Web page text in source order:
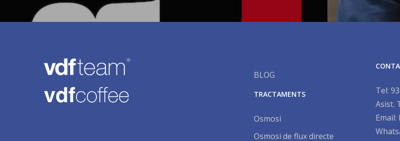
BLOG
TRACTAMENTS
Osmosi
Osmosi de flux directe
Tel:
Asist.
Email: